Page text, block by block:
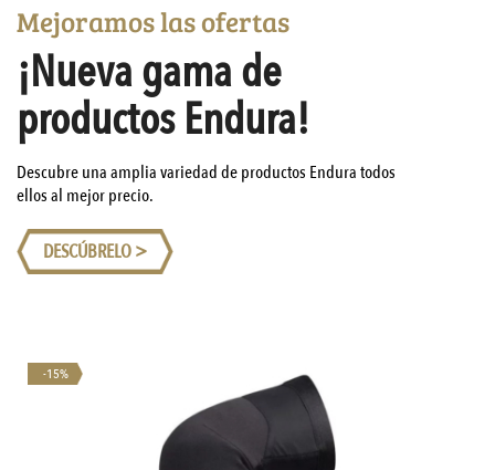
Mejoramos las ofertas
¡Nueva gama de
productos Endura!
Descubre una amplia variedad de productos Endura todos
ellos al mejor precio.
DESCÚBRELO >
-15%